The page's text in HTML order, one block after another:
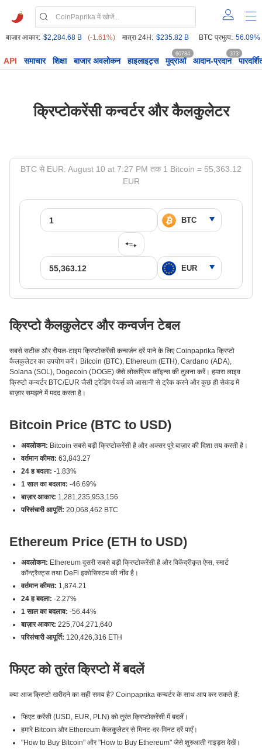
बाज़ार आकार: $2,284.68 B (-1.61%) मात्रा 24H: $235.82 B BTC प्रभुत्व: 56.09%
API समाचार शिक्षा बाजार अवलोकन हाइलाइट्स मुद्राओं
60784
आदान-प्रदान
373
क्रिप्टोकरेंसी कन्वर्टर और कैलकुलेटर
BTC से EUR: August 10 at 7:27 PM तक 1 Bitcoin = 55,363.12
EUR
क्रिप्टो कैलकुलेटर और कन्वर्जन टेबल
सबसे सटीक और रीयल-टाइम क्रिप्टोकरेंसी कन्वर्जन दरें पाने के लिए Coinpaprika क्रिप्टो
कैलकुलेटर का उपयोग करें। Bitcoin (BTC), Ethereum (ETH), Cardano (ADA),
Solana (SOL), Dogecoin (DOGE) जैसे लोकप्रिय कॉइन्स की तुलना करें। हमारा लाइव
क्रिप्टो कन्वर्टर BTC/EUR जैसी ट्रेडिंग पेयर्स को आसानी से ट्रैक करने और कुछ ही सेकंड में
बाज़ार समझने में मदद करता है।
Bitcoin Price (BTC to USD)
अवलोकन: Bitcoin सबसे बड़ी क्रिप्टोकरेंसी है और अक्सर पूरे बाज़ार की दिशा तय करती है।
वर्तमान कीमत: 63,843.27
24 ह बदला: -1.83%
1 साल का बदलाव: -46.69%
बाज़ार आकार: 1,281,235,953,156
परिसंचारी आपूर्ति: 20,068,462 BTC
Ethereum Price (ETH to USD)
अवलोकन: Ethereum दूसरी सबसे बड़ी क्रिप्टोकरेंसी है और विकेंद्रीकृत ऐप्स, स्मार्ट
कॉन्ट्रैक्ट्स तथा DeFi इकोसिस्टम की नींव है।
वर्तमान कीमत: 1,874.21
24 ह बदला: -2.27%
1 साल का बदलाव: -56.44%
बाज़ार आकार: 225,704,271,640
परिसंचारी आपूर्ति: 120,426,316 ETH
फिएट को तुरंत क्रिप्टो में बदलें
क्या आज क्रिप्टो खरीदने का सही समय है? Coinpaprika कन्वर्टर के साथ आप कर सकते हैं:
फिएट करेंसी (USD, EUR, PLN) को तुरंत क्रिप्टोकरेंसी में बदलें।
हमारे Bitcoin और Ethereum कैलकुलेटर से मिनट-दर-मिनट दरें पाएँ।
"How to Buy Bitcoin" और "How to Buy Ethereum" जैसे शुरुआती गाइड्स देखें।